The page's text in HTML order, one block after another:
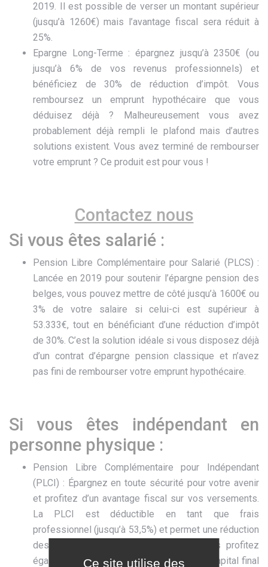
2019. Il est possible de verser un montant supérieur
(jusqu’à 1260€) mais l’avantage fiscal sera réduit à
25%.
Epargne Long-Terme : épargnez jusqu’à 2350€ (ou
jusqu’à 6% de vos revenus professionnels) et
bénéficiez de 30% de réduction d’impôt. Vous
remboursez un emprunt hypothécaire que vous
déduisez déjà ? Malheureusement vous avez
probablement déjà rempli le plafond mais d’autres
solutions existent. Vous avez terminé de rembourser
votre emprunt ? Ce produit est pour vous !
Contactez nous
Si vous êtes salarié :
Pension Libre Complémentaire pour Salarié (PLCS) :
Lancée en 2019 pour soutenir l’épargne pension des
belges, vous pouvez mettre de côté jusqu’à 1600€ ou
3% de votre salaire si celui-ci est supérieur à
53.333€, tout en bénéficiant d’une réduction d’impôt
de 30%. C’est la solution idéale si vous disposez déjà
d’un contrat d’épargne pension classique et n’avez
pas fini de rembourser votre emprunt hypothécaire.
Si vous êtes indépendant en
personne physique :
Pension Libre Complémentaire pour Indépendant
(PLCI) : Épargnez en toute sécurité pour votre avenir
et profitez d’un avantage fiscal sur vos versements.
La PLCI est déductible en tant que frais
professionnel (jusqu’à 53,5%) et permet une réduction
des charges sociales (jusqu’à 21%). Vous profitez
également d’une taxation favorable sur le capital final
Ce site utilise des